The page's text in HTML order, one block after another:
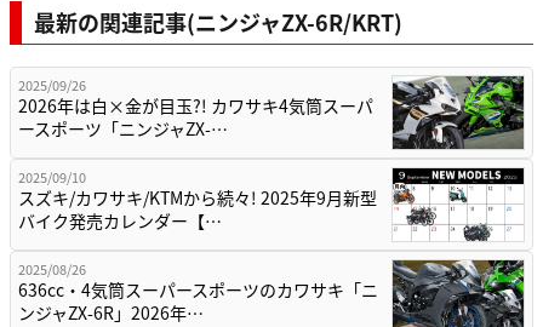
最新の関連記事(ニンジャZX-6R/KRT)
2025/09/26
2026年は白×金が目玉?! カワサキ4気筒スーパ
ースポーツ「ニンジャZX-…
2025/09/10
スズキ/カワサキ/KTMから続々! 2025年9月新型
バイク発売カレンダー【…
2025/08/26
636cc・4気筒スーパースポーツのカワサキ「ニ
ンジャZX-6R」2026年…